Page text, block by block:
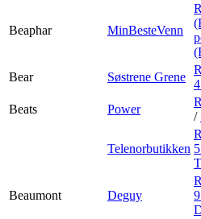
Beaphar MinBesteVenn
Bear
Søstrene Grene
Beats
Power
/
Telenorbutikken
Beaumont Deguy